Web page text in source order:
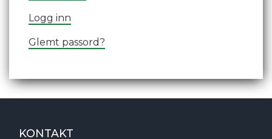
Logg inn
Glemt passord?
KONTAKT